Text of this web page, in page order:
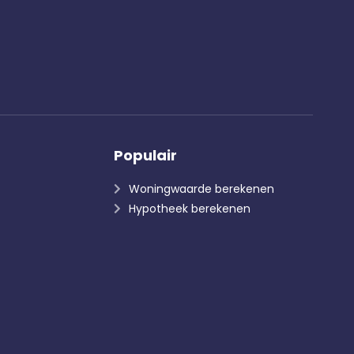
Populair
Woningwaarde berekenen
Hypotheek berekenen